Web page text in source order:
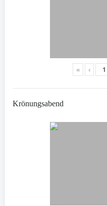
« ‹
Krönungsabend